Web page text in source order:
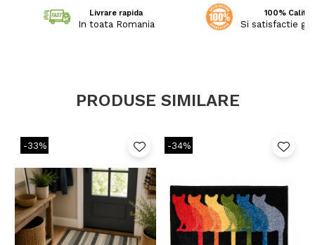
Livrare rapida
In toata Romania
100%
Si satisfactie
PRODUSE SIMILARE
-33% -34%